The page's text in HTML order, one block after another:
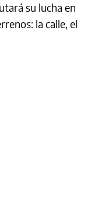
su lucha en
la calle, el